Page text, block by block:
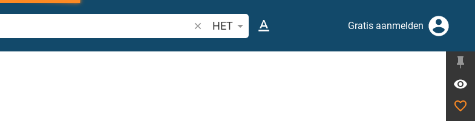
Zoek Bijbelvers of woord
HET Gratis aanmelden